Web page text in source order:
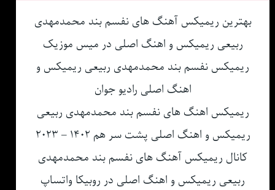
بهترین ریمیکس آهنگ های نفسم بند محمدمهدی
ربیعی ریمیکس و اهنگ اصلی در میس موزیک
ریمیکس نفسم بند محمدمهدی ربیعی ریمیکس و
اهنگ اصلی رادیو جوان
ریمیکس اهنگ های نفسم بند محمدمهدی ربیعی
ریمیکس و اهنگ اصلی پشت سر هم ۱۴۰۲ – ۲۰۲۳
کانال ریمیکس آهنگ های نفسم بند محمدمهدی
ربیعی ریمیکس و اهنگ اصلی در روبیکا واتساپ